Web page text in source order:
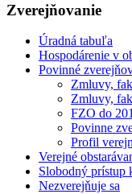
Zverejňovanie
Úradná tabuľa
Hospodárenie v
Povinné
Zmluvy,
Zmluvy,
FZO do
Povinne
Profil
Verejné
Slobodný prístup
Nezverejňuje sa